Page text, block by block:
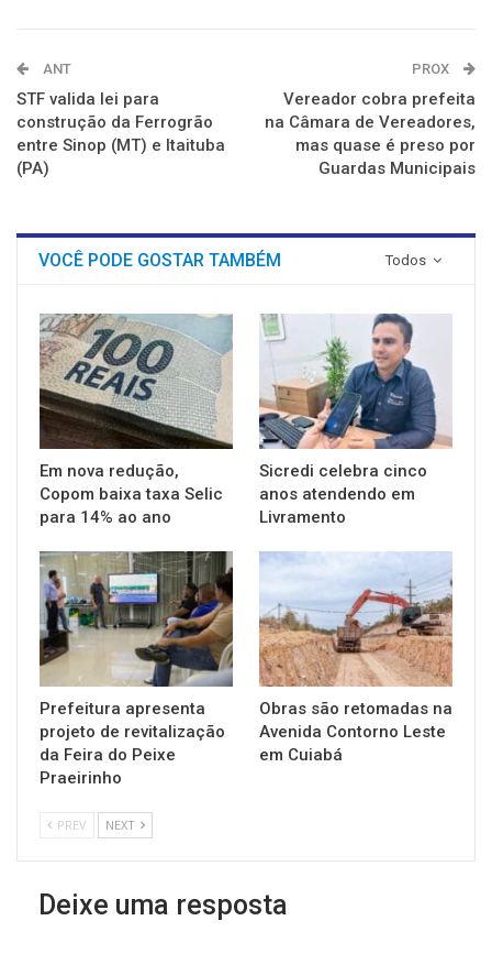
ANT
STF valida lei para
construção da Ferrogrão
entre Sinop (MT) e Itaituba
(PA)
PROX
Vereador cobra prefeita
na Câmara de Vereadores,
mas quase é preso por
Guardas Municipais
Todos
VOCÊ PODE GOSTAR TAMBÉM
Em nova redução,
Copom baixa taxa Selic
para 14% ao ano
Sicredi celebra cinco
anos atendendo em
Livramento
Prefeitura apresenta
projeto de revitalização
da Feira do Peixe
Praeirinho
Obras são retomadas na
Avenida Contorno Leste
em Cuiabá
PREV NEXT
Deixe uma resposta